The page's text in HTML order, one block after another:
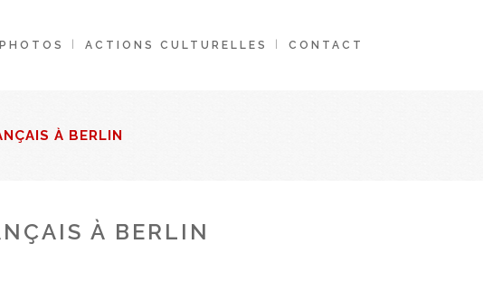
PHOTOS ACTIONS CULTURELLES CONTACT
À BERLIN
À BERLIN